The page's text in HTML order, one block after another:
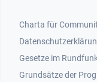
Footer 1
Charta für
Gesetze im
Grundsätze der